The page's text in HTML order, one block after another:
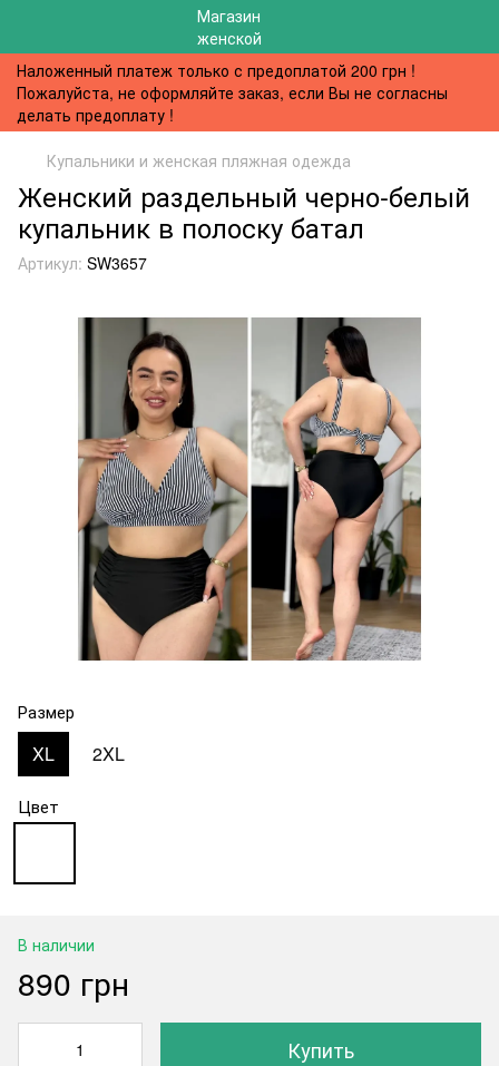
Наложенный платеж только с предоплатой 200 грн !
Пожалуйста, не оформляйте заказ, если Вы не согласны
делать предоплату !
Купальники и женская пляжная одежда
Женский раздельный черно-белый
купальник в полоску батал
Артикул: SW3657
Размер
XL 2XL
Цвет
В наличии
890 грн
Купить